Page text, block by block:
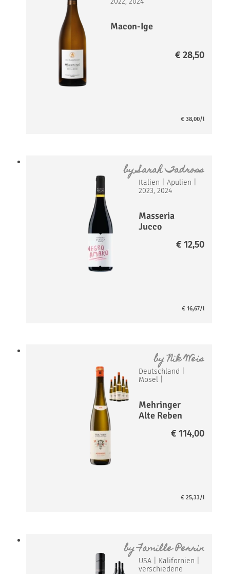
Macon-Ige
€ 28,50
€ 38,00/l
bySarah Tadross
Italien |Apulien
2023, 2024
Masseria
Jucco
€ 12,50
€ 16,67/l
byNik Weis
Deutschland
Mosel
Mehringer
Alte Reben
€ 114,00
€ 25,33/l
byFamille Perrin
USA Kalifornien
verschiedene